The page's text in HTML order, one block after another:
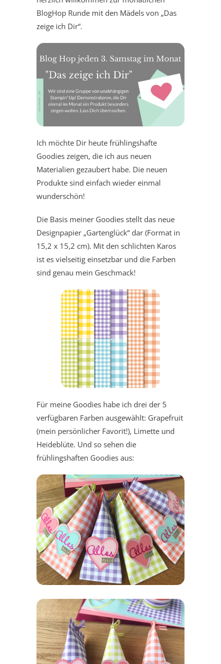
BlogHop Runde mit den Mädels von „Das
zeige ich Dir“.
Ich möchte Dir heute frühlingshafte
Goodies zeigen, die ich aus neuen
Materialien gezaubert habe. Die neuen
Produkte sind einfach wieder einmal
wunderschön!
Die Basis meiner Goodies stellt das neue
Designpapier „Gartenglück“ dar (Format in
15,2 x 15,2 cm). Mit den schlichten Karos
ist es vielseitig einsetzbar und die Farben
sind genau mein Geschmack!
Für meine Goodies habe ich drei der 5
verfügbaren Farben ausgewählt: Grapefruit
(mein persönlicher Favorit!), Limette und
Heideblüte. Und so sehen die
frühlingshaften Goodies aus: